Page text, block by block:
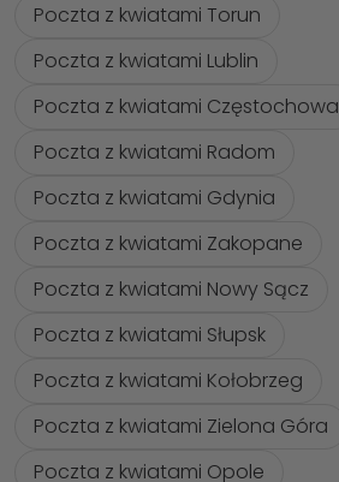
Poczta z kwiatami Torun
Poczta z kwiatami Lublin
Poczta z kwiatami Częstochowa
Poczta z kwiatami Radom
Poczta z kwiatami Gdynia
Poczta z kwiatami Zakopane
Poczta z kwiatami Nowy Sącz
Poczta z kwiatami Słupsk
Poczta z kwiatami Kołobrzeg
Poczta z kwiatami Zielona Góra
Poczta z kwiatami Opole